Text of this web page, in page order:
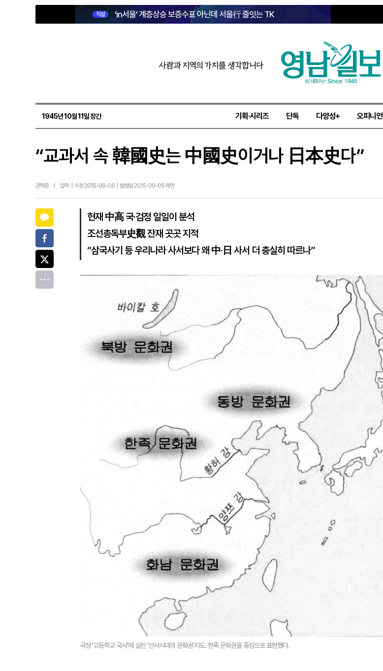
직설 ‘in서울’ 계층상승 보증수표 아닌데 서울行 줄잇는 TK
사람과 지역의 가치를 생각합니다
1945년 10월 11일 창간 기획·시리즈 단독 다양성+ 오피니언
“교과서 속 韓國史는 中國史이거나 日本史다”
권혁준 입력 | 수정 2015-09-05 | 발행일 2015-09-05 제면
현재 中高 국·검정 일일이 분석
조선총독부史觀 잔재 곳곳 지적
“삼국사기 등 우리나라 사서보다 왜 中·日 사서 더 충실히 따르나”
국정 ‘고등학교 국사’에 실린 ‘선사시대의 문화권’지도. 한족 문화권을 중심으로 표현했다.